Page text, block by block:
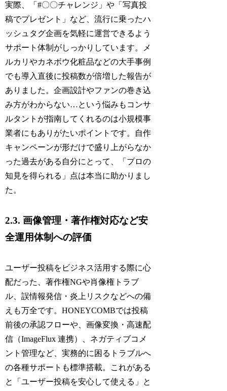
実際、「#〇〇チャレンジ」や「写真投
稿でプレゼント」など、流行に乗ったハ
ッシュタグ企画を気軽に運営できるよう
サポート体制がしっかりしています。メ
ルカリやカネボウ化粧品などの大手事例
でも導入直後に投稿数が倍増した報告が
ありました。企画設計やファンの巻き込
み方がわからない…という悩みもコンサ
ルタントが指南してくれるのは小規模事
業者にもありがたいポイントです。自作
キャンペーンが形だけで盛り上がらなか
った過去がある自分にとって、「プロの
知見を得られる」点は本当に助かりまし
た。
2.3. 画像管理・著作権対応など安
全運用体制への評価
ユーザー投稿をビジネス活用する際に心
配だった、著作権NGや肖像権トラブ
ル、誤情報発信・炎上リスクなどへの備
えも万全です。HONEYCOMBでは投稿
前後の承認フローや、画像変換・高速配
信（ImageFlux 連携）、ネガティブコメ
ント管理など、実務的に困るトラブルへ
の各種サポートも標準搭載。これがある
と「ユーザー投稿を安心して使える」と